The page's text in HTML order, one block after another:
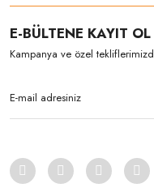
E-BÜLTENE KAYIT OL
Kampanya ve özel